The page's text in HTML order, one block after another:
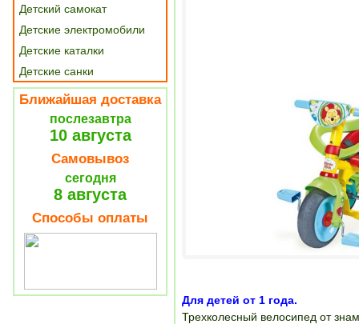
Детский самокат
Детские электромобили
Детские каталки
Детские санки
Ближайшая доставка
послезавтра
10 августа
Самовывоз
сегодня
8 августа
Способы оплаты
Для детей от 1 года.
Трехколесный велосипед от